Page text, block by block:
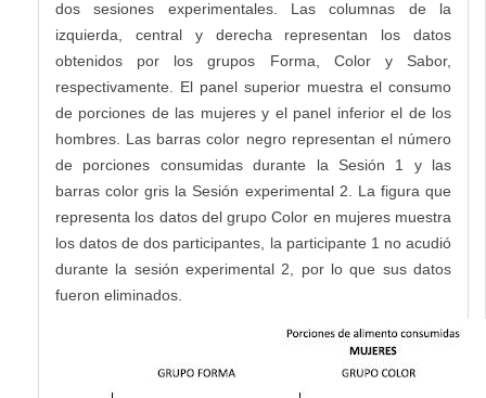
dos sesiones experimentales. Las columnas de la
izquierda, central y derecha representan los datos
obtenidos por los grupos Forma, Color y Sabor,
respectivamente. El panel superior muestra el consumo
de porciones de las mujeres y el panel inferior el de los
hombres. Las barras color negro representan el número
de porciones consumidas durante la Sesión 1 y las
barras color gris la Sesión experimental 2. La figura que
representa los datos del grupo Color en mujeres muestra
los datos de dos participantes, la participante 1 no acudió
durante la sesión experimental 2, por lo que sus datos
fueron eliminados.